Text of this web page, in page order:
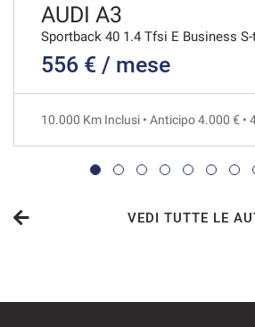
AUDI A3
Sportback 40 1.4 Tfsi E Business
556 € / mese
10.000 Km Inclusi • Anticipo 4.000 € •
VEDI TUTTE LE